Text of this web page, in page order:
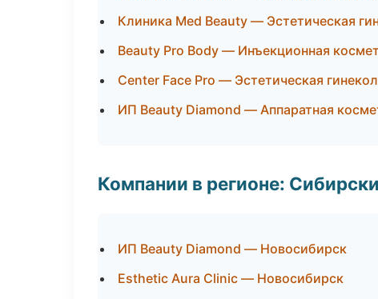
Клиника Med Beauty — Эстетическая
Beauty Pro Body — Инъекционная
Center Face Pro — Эстетическая
ИП Beauty Diamond — Аппаратная
Компании в регионе:
ИП Beauty Diamond — Новосибирск
Esthetic Aura Clinic — Новосибирск